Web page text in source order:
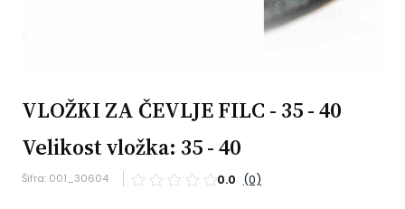
VLOŽKI ZA ČEVLJE FILC - 35 - 40
Velikost vložka: 35 - 40
Šifra: 001_30604 0.0 (0)